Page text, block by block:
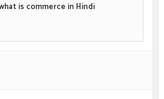
what is commerce in Hindi